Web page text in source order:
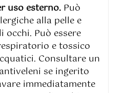
uso esterno.Può
alla pelle e
Può essere
e tossico
Consultare un
se ingerito
immediatamente